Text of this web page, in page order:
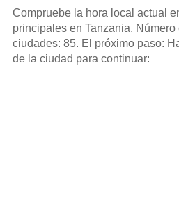
Compruebe la hora local actual
principales en Tanzania.
ciudades: 85. El próximo paso:
de la ciudad para continuar: